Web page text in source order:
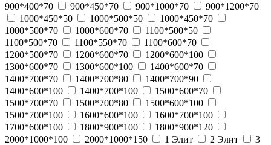
900*400*70
900*450*70 900*1000*70
900*1200*70
1000*450*50
1000*500*50
1000*450*70
1000*500*70
1000*600*70
1100*500*50
1100*500*70
1100*550*70
1100*600*70
1200*500*70
1200*600*70
1200*600*100
1300*600*70
1300*600*100
1400*600*70
1400*700*70
1400*700*80
1400*700*90
1400*600*100
1400*700*100
1500*600*70
1500*700*70
1500*700*80
1500*600*100
1500*700*100
1600*600*100
1600*700*100
1700*600*100
1800*900*100
1800*900*120
2000*1000*100
2000*1000*150 1 Элит 2 Элит
3